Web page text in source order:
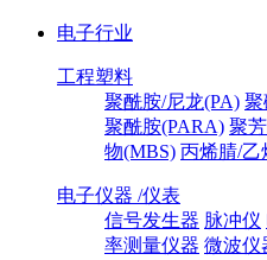
电子行业
工程塑料
聚酰胺/尼龙(PA) 聚
聚酰胺(PARA) 聚
物(MBS) 丙烯腈/乙
电子仪器 /仪表
信号发生器 脉冲仪
率测量仪器 微波仪